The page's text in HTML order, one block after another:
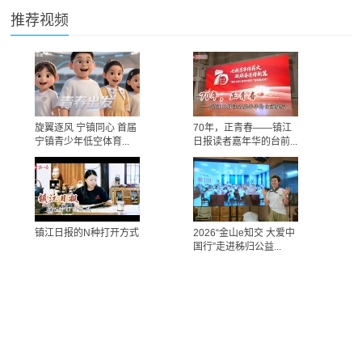
推荐视频
旋翼逐风 宁镇同心 首届
宁镇青少年低空体育...
70年，正青春——镇江
日报读者嘉年华的台前...
镇江日报的N种打开方式
2026“金山e知交 大爱中
国行”走进秭归公益...